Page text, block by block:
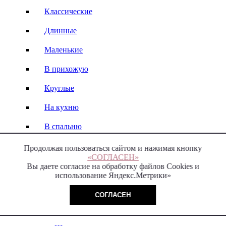
Продолжая пользоваться сайтом и нажимая кнопку
«СОГЛАСЕН»
Вы даете согласие на обработку файлов Cookies и
использование Яндекс.Метрики»
СОГЛАСЕН
Классические
Длинные
Маленькие
В прихожую
Круглые
На кухню
В спальню
ТВ тумбы и консоли
ТВ тумбы